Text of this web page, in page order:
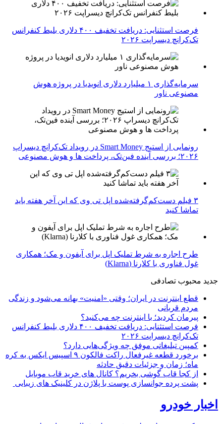
فرصت استثنایی: دریافت تخفیف ۴۰۰ دلاری بلیط کنفرانس
تک‌کرانچ دیسراپت ۲۰۲۶
سرمایه‌گذاری ۱ میلیارد دلاری انویدیا در پروژه هوش
مصنوعی ناور
رونمایی از استیج Smart Money در رویداد تک‌کرانچ دیسراپ
۲۰۲۶؛ بررسی آینده فین‌تک، پرداخت‌ ها و هوش مصنوعی
۳ فیلم دست‌کم‌گرفته‌شده اپل تی وی که این آخر هفته باید
تماشا کنید
طرح اجاره به شرط تملیک اپل برای آیفون و مک؛ همکاری
غول فناوری با کلارنا (Klarna)
جدید محبوب تصادفی
قطع اینترنت در ایران؛ وقتی «امنیت» بهانه می‌شود و زندگی
مردم قربانی
پیرمان کردید؛ با اینترنت چه می‌کنید؟
فرصت استثنایی: دریافت تخفیف ۴۰۰ دلاری بلیط کنفرانس
تک‌کرانچ دیسراپت ۲۰۲۶
کمپین تبلیغاتی موفق چه ویژگی‌هایی دارد؟
برخورد قطعه غیرفعال راکت فالکون ۹ اسپیس ایکس به کره
ماه؛ زمان و جزئیات دقیق حادثه
از کجا قاب گوشی بخریم؟ کانال های خرید قاب موبایل
پشت پرده جوانسازی پوست با پلاژن در کلینیک های زیبایی
اخبار خودرو